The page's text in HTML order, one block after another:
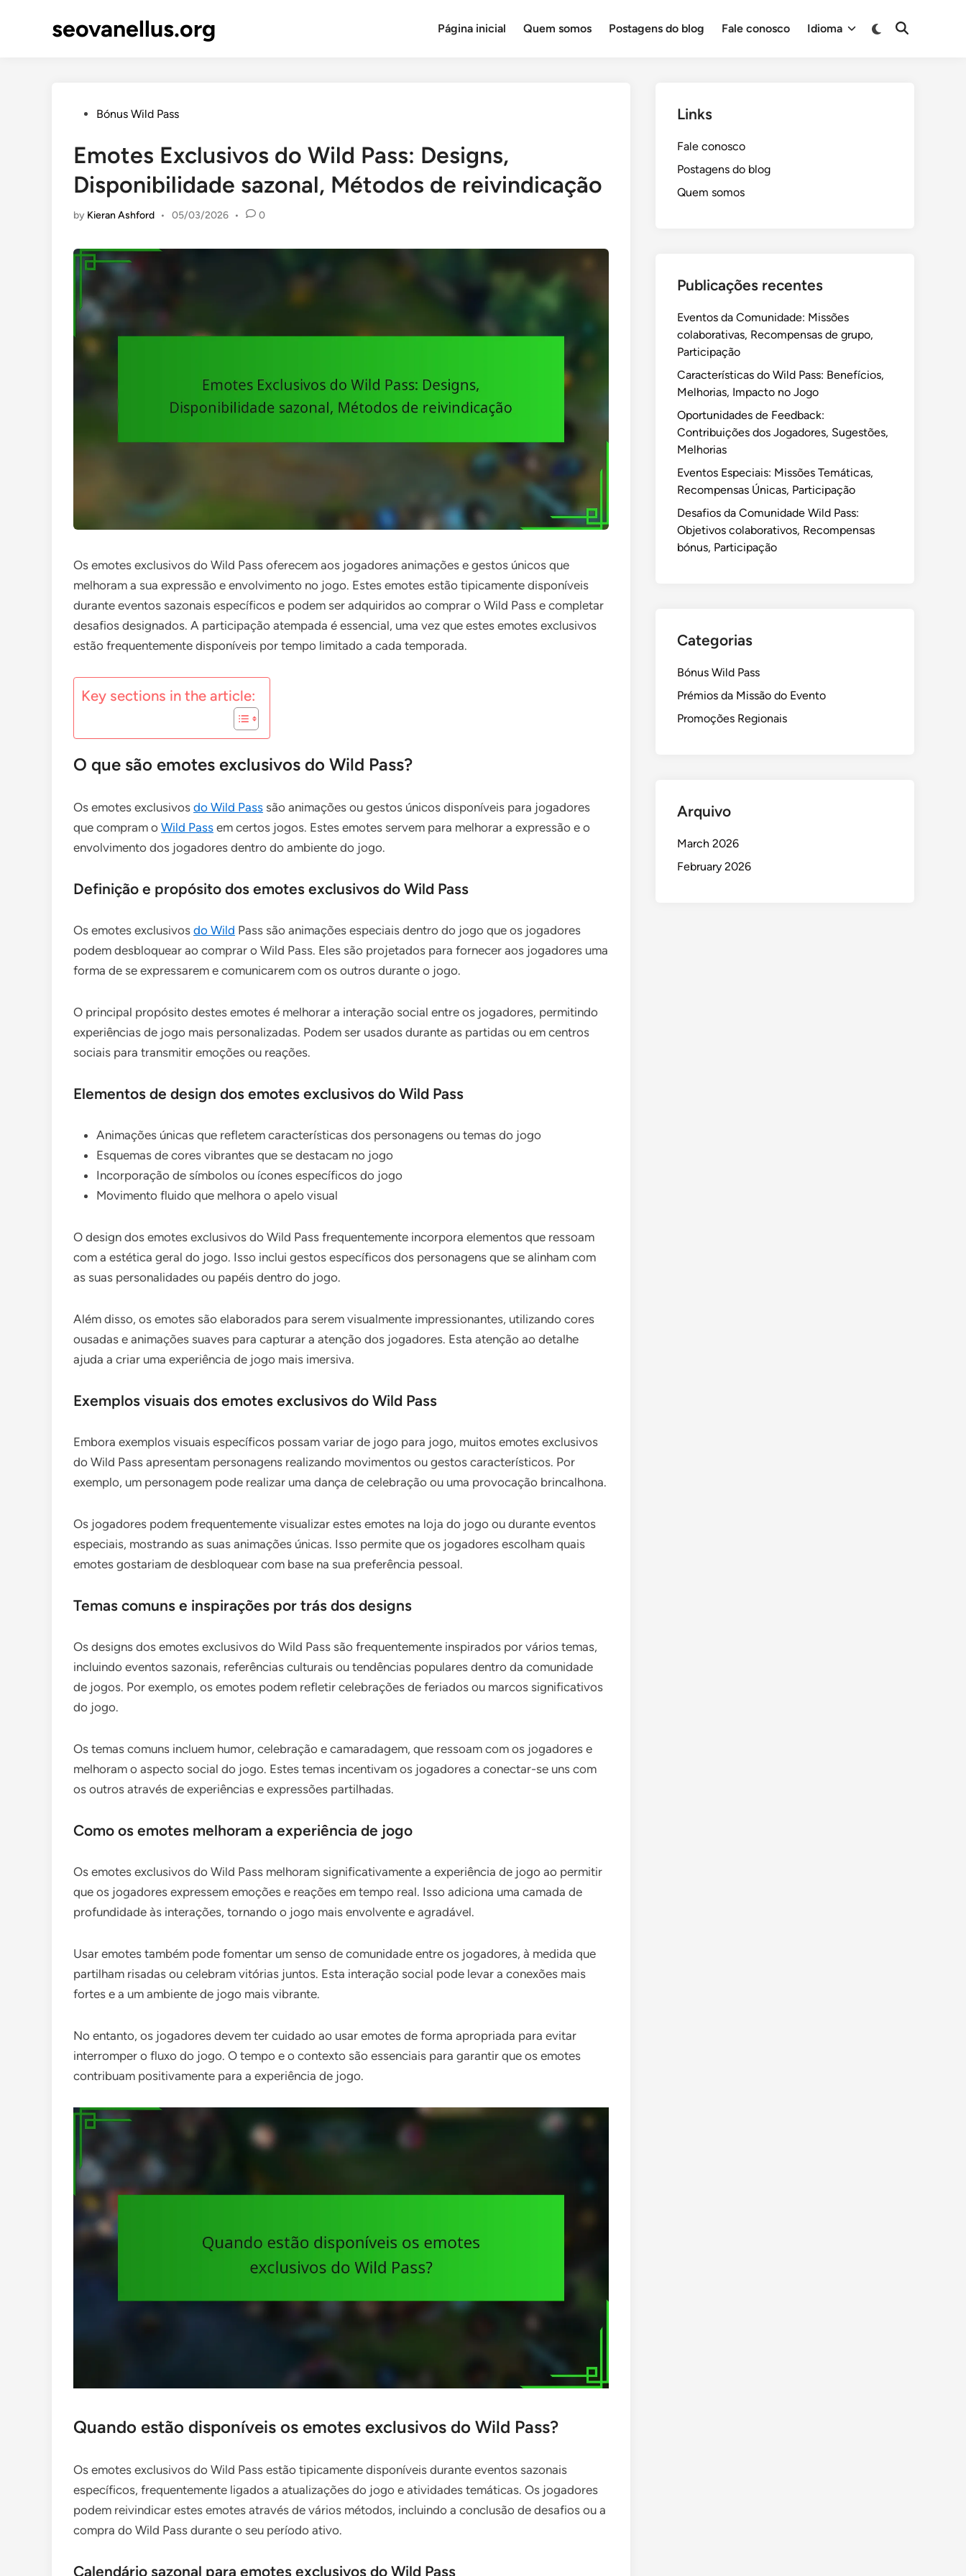
seovanellus.org Página inicial Quem somos Postagens do blog Fale conosco Idioma
Switch
Open
PostedBónus Wild Pass
Emotes Exclusivos do Wild Pass: Designs,
Disponibilidade sazonal, Métodos de reivindicação
by Kieran Ashford • 05/03/2026 • 0
Os emotes exclusivos do Wild Pass oferecem aos jogadores animações e gestos únicos que
melhoram a sua expressão e envolvimento no jogo. Estes emotes estão tipicamente disponíveis
durante eventos sazonais específicos e podem ser adquiridos ao comprar o Wild Pass e completar
desafios designados. A participação atempada é essencial, uma vez que estes emotes exclusivos
estão frequentemente disponíveis por tempo limitado a cada temporada.
Key sections in the article:
O que são emotes exclusivos do Wild Pass?
Os emotes exclusivos do Wild Pass são animações ou gestos únicos disponíveis para jogadores
que compram o Wild Pass em certos jogos. Estes emotes servem para melhorar a expressão e o
envolvimento dos jogadores dentro do ambiente do jogo.
Definição e propósito dos emotes exclusivos do Wild Pass
Os emotes exclusivos do Wild Pass são animações especiais dentro do jogo que os jogadores
podem desbloquear ao comprar o Wild Pass. Eles são projetados para fornecer aos jogadores uma
forma de se expressarem e comunicarem com os outros durante o jogo.
O principal propósito destes emotes é melhorar a interação social entre os jogadores, permitindo
experiências de jogo mais personalizadas. Podem ser usados durante as partidas ou em centros
sociais para transmitir emoções ou reações.
Elementos de design dos emotes exclusivos do Wild Pass
Animações únicas que refletem características dos personagens ou temas do jogo
Esquemas de cores vibrantes que se destacam no jogo
Incorporação de símbolos ou ícones específicos do jogo
Movimento fluido que melhora o apelo visual
O design dos emotes exclusivos do Wild Pass frequentemente incorpora elementos que ressoam
com a estética geral do jogo. Isso inclui gestos específicos dos personagens que se alinham com
as suas personalidades ou papéis dentro do jogo.
Além disso, os emotes são elaborados para serem visualmente impressionantes, utilizando cores
ousadas e animações suaves para capturar a atenção dos jogadores. Esta atenção ao detalhe
ajuda a criar uma experiência de jogo mais imersiva.
Exemplos visuais dos emotes exclusivos do Wild Pass
Embora exemplos visuais específicos possam variar de jogo para jogo, muitos emotes exclusivos
do Wild Pass apresentam personagens realizando movimentos ou gestos característicos. Por
exemplo, um personagem pode realizar uma dança de celebração ou uma provocação brincalhona.
Os jogadores podem frequentemente visualizar estes emotes na loja do jogo ou durante eventos
especiais, mostrando as suas animações únicas. Isso permite que os jogadores escolham quais
emotes gostariam de desbloquear com base na sua preferência pessoal.
Temas comuns e inspirações por trás dos designs
Os designs dos emotes exclusivos do Wild Pass são frequentemente inspirados por vários temas,
incluindo eventos sazonais, referências culturais ou tendências populares dentro da comunidade
de jogos. Por exemplo, os emotes podem refletir celebrações de feriados ou marcos significativos
do jogo.
Os temas comuns incluem humor, celebração e camaradagem, que ressoam com os jogadores e
melhoram o aspecto social do jogo. Estes temas incentivam os jogadores a conectar-se uns com
os outros através de experiências e expressões partilhadas.
Como os emotes melhoram a experiência de jogo
Os emotes exclusivos do Wild Pass melhoram significativamente a experiência de jogo ao permitir
que os jogadores expressem emoções e reações em tempo real. Isso adiciona uma camada de
profundidade às interações, tornando o jogo mais envolvente e agradável.
Usar emotes também pode fomentar um senso de comunidade entre os jogadores, à medida que
partilham risadas ou celebram vitórias juntos. Esta interação social pode levar a conexões mais
fortes e a um ambiente de jogo mais vibrante.
No entanto, os jogadores devem ter cuidado ao usar emotes de forma apropriada para evitar
interromper o fluxo do jogo. O tempo e o contexto são essenciais para garantir que os emotes
contribuam positivamente para a experiência de jogo.
Quando estão disponíveis os emotes exclusivos do Wild Pass?
Os emotes exclusivos do Wild Pass estão tipicamente disponíveis durante eventos sazonais
específicos, frequentemente ligados a atualizações do jogo e atividades temáticas. Os jogadores
podem reivindicar estes emotes através de vários métodos, incluindo a conclusão de desafios ou a
compra do Wild Pass durante o seu período ativo.
Calendário sazonal para emotes exclusivos do Wild Pass
Links
Fale conosco
Postagens do blog
Quem somos
Publicações recentes
Eventos da Comunidade: Missões
colaborativas, Recompensas de grupo,
Participação
Características do Wild Pass: Benefícios,
Melhorias, Impacto no Jogo
Oportunidades de Feedback:
Contribuições dos Jogadores, Sugestões,
Melhorias
Eventos Especiais: Missões Temáticas,
Recompensas Únicas, Participação
Desafios da Comunidade Wild Pass:
Objetivos colaborativos, Recompensas
bónus, Participação
Categorias
Bónus Wild Pass
Prémios da Missão do Evento
Promoções Regionais
Arquivo
March 2026
February 2026